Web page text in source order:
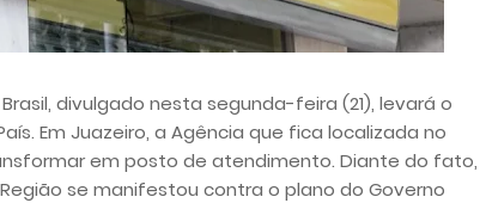
divulgado nesta segunda-feira (21), levará o
Em Juazeiro, a Agência que fica localizada no
em posto de atendimento. Diante do fato,
se manifestou contra o plano do Governo